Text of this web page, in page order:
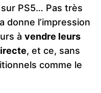
sur PS5… Pas très
donne l’impression
à vendre leurs
, et ce, sans
comme le